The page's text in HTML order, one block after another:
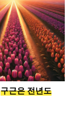
구근은 전년도